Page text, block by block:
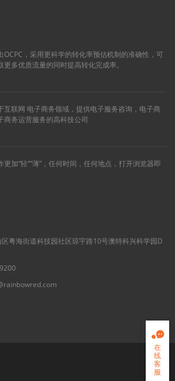
OCPC，采用更科学的转化率预估机制的准确性，可
多优质流量的同时提高转化完成率。
互联网 电子商务领域，提供电子服务咨询，电子商
商务运营服务的高科技公司
加“轻”“薄”，任何时间，任何地点，打开浏览器即
粤海街道科技园社区琼宇路10号澳特科兴科学园D

在
线
客
服